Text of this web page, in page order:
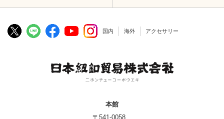
国内 海外 アクセサリー
本館
〒541-0058